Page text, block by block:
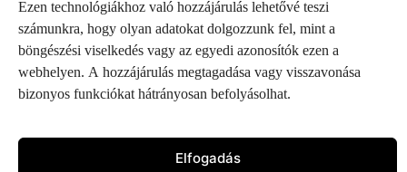
Ezen technológiákhoz való hozzájárulás lehetővé teszi
számunkra, hogy olyan adatokat dolgozzunk fel, mint a
böngészési viselkedés vagy az egyedi azonosítók ezen a
webhelyen. A hozzájárulás megtagadása vagy visszavonása
bizonyos funkciókat hátrányosan befolyásolhat.
Elfogadás
Pesterzsébeti Múzeum – Minden jog fenntartva.